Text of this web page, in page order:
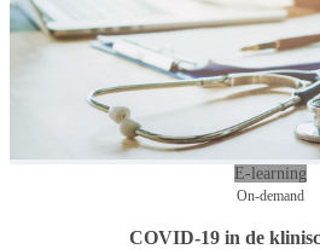
E-learning
On-demand
COVID-19 in de